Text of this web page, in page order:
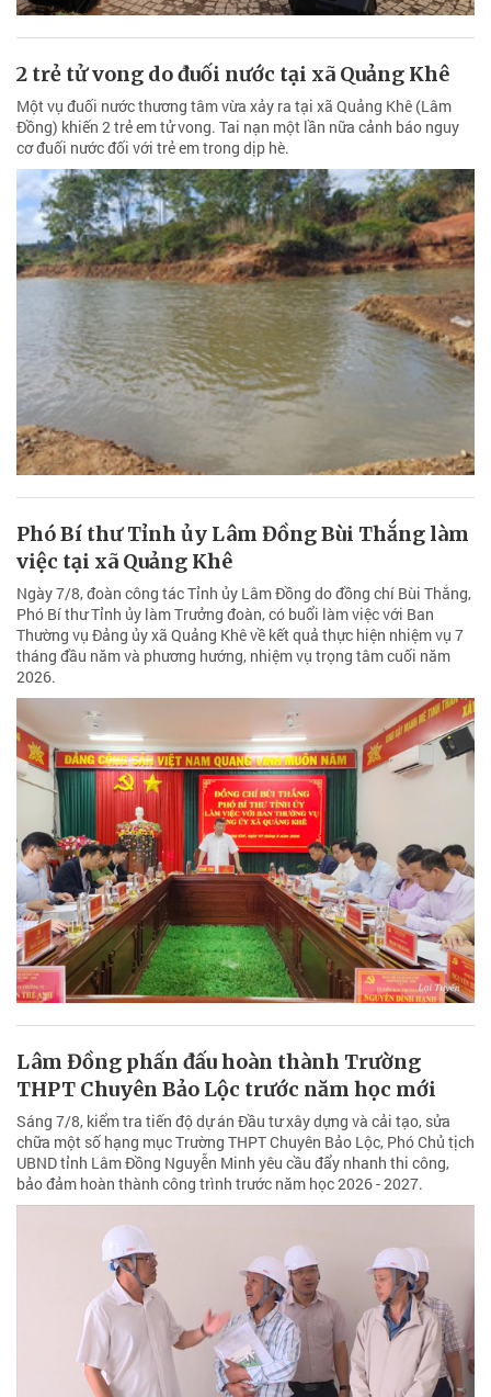
2 trẻ tử vong do đuối nước tại xã Quảng Khê
Một vụ đuối nước thương tâm vừa xảy ra tại xã Quảng Khê (Lâm
Đồng) khiến 2 trẻ em tử vong. Tai nạn một lần nữa cảnh báo nguy
cơ đuối nước đối với trẻ em trong dịp hè.
Phó Bí thư Tỉnh ủy Lâm Đồng Bùi Thắng làm
việc tại xã Quảng Khê
Ngày 7/8, đoàn công tác Tỉnh ủy Lâm Đồng do đồng chí Bùi Thắng,
Phó Bí thư Tỉnh ủy làm Trưởng đoàn, có buổi làm việc với Ban
Thường vụ Đảng ủy xã Quảng Khê về kết quả thực hiện nhiệm vụ 7
tháng đầu năm và phương hướng, nhiệm vụ trọng tâm cuối năm
2026.
Lâm Đồng phấn đấu hoàn thành Trường
THPT Chuyên Bảo Lộc trước năm học mới
Sáng 7/8, kiểm tra tiến độ dự án Đầu tư xây dựng và cải tạo, sửa
chữa một số hạng mục Trường THPT Chuyên Bảo Lộc, Phó Chủ tịch
UBND tỉnh Lâm Đồng Nguyễn Minh yêu cầu đẩy nhanh thi công,
bảo đảm hoàn thành công trình trước năm học 2026 - 2027.